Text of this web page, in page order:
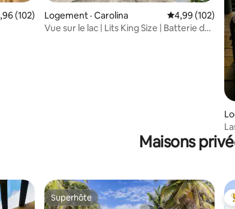
moyenne de 4,96 sur 5, 102 commentaires
(102)
Logement · Carolina Note moyenne
4,99 (102)
Vue sur le lac | Lits King Size | Batterie de
Maisons
plus aimésSuperhôte
Superhôte